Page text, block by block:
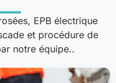
EPB électrique
et procédure de
notre équipe..